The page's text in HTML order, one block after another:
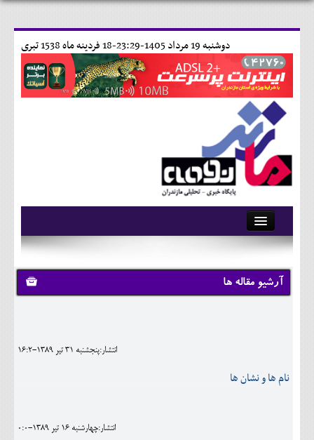
18 فردينه ماه 1538 تبری دوشنبه 19 مرداد 1405-23:29-
آرشیو
تماس با ما
وبلاگ
کلینیک
آرشیو مقاله ها
انتشار:پنجشنبه 31 تير 1389-16:2
نام ها و نشان ها
انتشار:چهارشنبه 16 تير 1389-0:0